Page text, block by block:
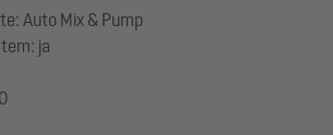
Auto Mix & Pump
ja